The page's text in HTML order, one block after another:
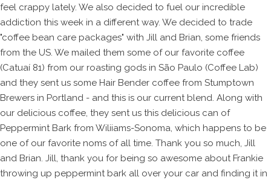
feel crappy lately. We also decided to fuel our incredible
addiction this week in a different way. We decided to trade
"coffee bean care packages" with Jill and Brian, some friends
from the US. We mailed them some of our favorite coffee
(Catuaí 81) from our roasting gods in São Paulo (Coffee Lab)
and they sent us some Hair Bender coffee from Stumptown
Brewers in Portland - and this is our current blend. Along with
our delicious coffee, they sent us this delicious can of
Peppermint Bark from Wiliiams-Sonoma, which happens to be
one of our favorite noms of all time. Thank you so much, Jill
and Brian. Jill, thank you for being so awesome about Frankie
throwing up peppermint bark all over your car and finding it in